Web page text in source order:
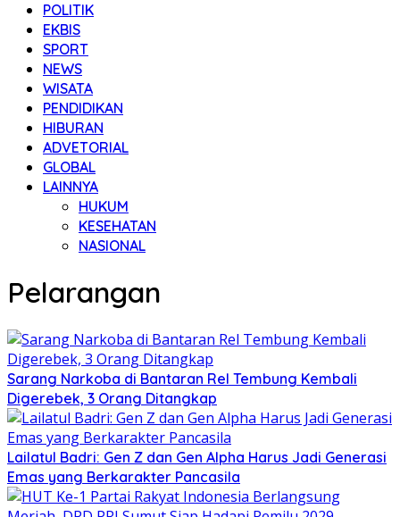
POLITIK
EKBIS
SPORT
NEWS
WISATA
PENDIDIKAN
HIBURAN
ADVETORIAL
GLOBAL
LAINNYA
HUKUM
KESEHATAN
NASIONAL
Pelarangan
Sarang Narkoba di Bantaran Rel Tembung Kembali
Digerebek, 3 Orang Ditangkap
Lailatul Badri: Gen Z dan Gen Alpha Harus Jadi Generasi
Emas yang Berkarakter Pancasila